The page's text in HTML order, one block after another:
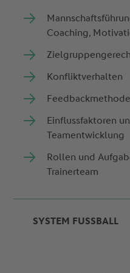
Coaching,
Konfliktverhalten
Einflussfaktoren
Teamentwicklung
Rollen und
Trainerteam
SYSTEM FUSSBALL